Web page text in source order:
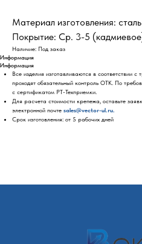
Материал изготовления:
Покрытие: Ср. 3-5
Наличие: Под заказ
Информация
Информация
Все изделия изготавливаются в соответствии
проходят обязательный контроль ОТК. По
с сертификатом РТ-Техприемки.
Для расчета стоимости крепежа, оставьте
электронной почте sales@vector-ul.ru.
Срок изготовления: от 5 рабочих дней